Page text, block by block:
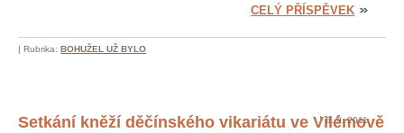
CELÝ PŘÍSPĚVEK
| Rubrika: BOHUŽEL UŽ BYLO
Setkání kněží děčínského vikariátu ve Vilémově
8. 9. 2011